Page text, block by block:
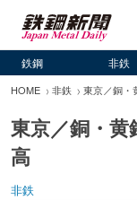
鉄鋼 非鉄
HOME 非鉄 東京／銅・
東京／銅・
高
非鉄